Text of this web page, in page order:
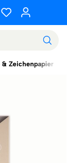
& Zeichenpapier